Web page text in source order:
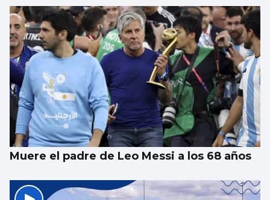
Muere el padre de Leo Messi a los 68 años